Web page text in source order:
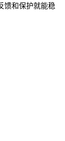
馈和保护就能稳